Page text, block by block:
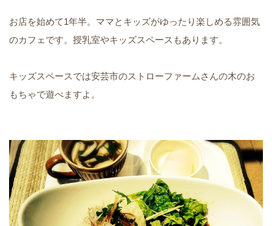
お店を始めて1年半。ママとキッズがゆったり楽しめる雰囲気
のカフェです。授乳室やキッズスペースもあります。
キッズスペースでは安芸市のストローファームさんの木のお
もちゃで遊べますよ。